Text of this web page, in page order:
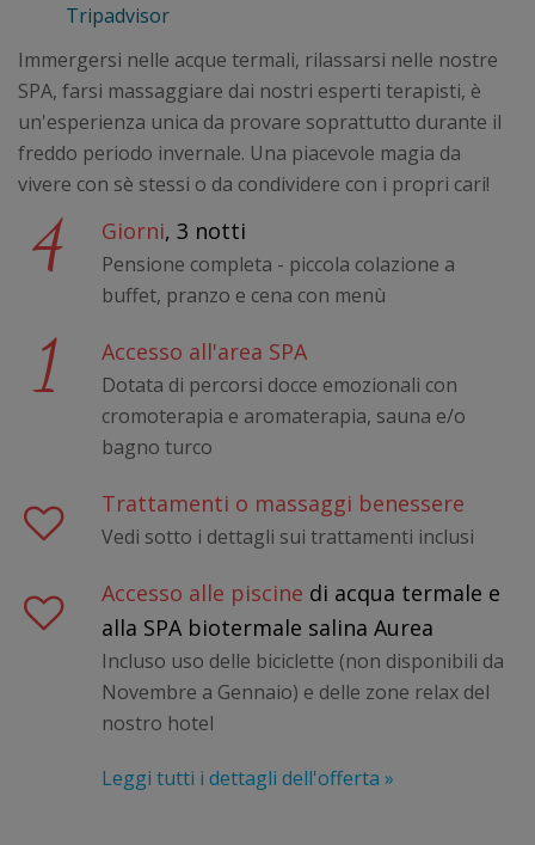
Tripadvisor
Immergersi nelle acque termali, rilassarsi nelle nostre
SPA, farsi massaggiare dai nostri esperti terapisti, è
un'esperienza unica da provare soprattutto durante il
freddo periodo invernale. Una piacevole magia da
vivere con sè stessi o da condividere con i propri cari!
4 Giorni, 3 notti
Pensione completa - piccola colazione a
buffet, pranzo e cena con menù
1 Accesso all'area SPA
Dotata di percorsi docce emozionali con
cromoterapia e aromaterapia, sauna e/o
bagno turco
Trattamenti o massaggi benessere
Vedi sotto i dettagli sui trattamenti inclusi
Accesso alle piscine di acqua termale e
alla SPA biotermale salina Aurea
Incluso uso delle biciclette (non disponibili da
Novembre a Gennaio) e delle zone relax del
nostro hotel
Leggi tutti i dettagli dell'offerta »